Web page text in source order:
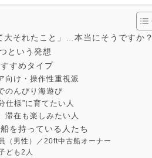
大それたこと」…本当にそうですか？
という発想
すめタイプ
け・操作性重視派
のんびり海遊び
様”に育てたい人
在も楽しみたい人
を持っている人たち
（男性）／20ft中古船オーナー
ども2人